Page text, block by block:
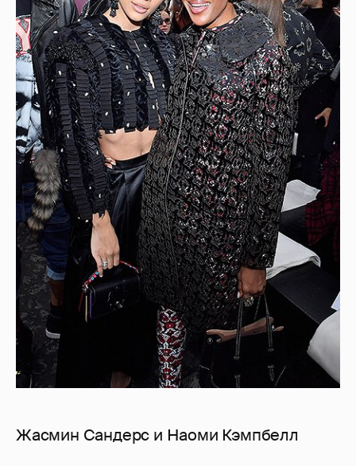
Жасмин Сандерс и Наоми Кэмпбелл